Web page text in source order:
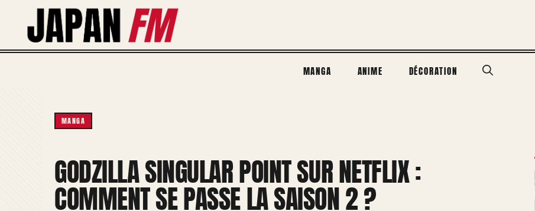
contenu
MANGA ANIME DÉCORATION
MANGA
GODZILLA SINGULAR POINT SUR NETFLIX :
COMMENT SE PASSE LA SAISON 2 ?